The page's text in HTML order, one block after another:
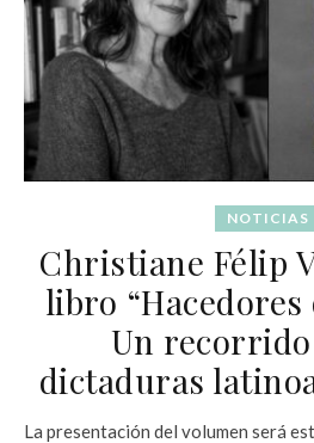
NOTICIAS
Christiane Félip
libro “Hacedores
Un
dictaduras
La presentación del volumen será